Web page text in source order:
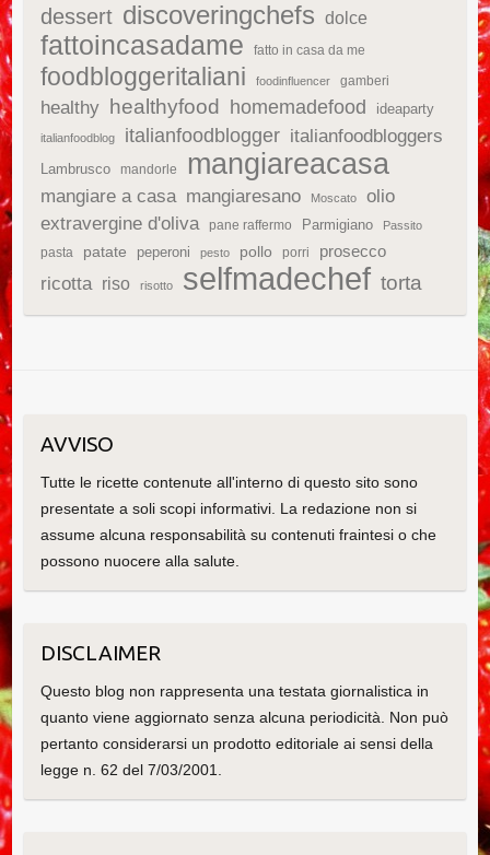
dessert discoveringchefs dolce
fattoincasadame fatto in casa da me
foodbloggeritaliani foodinfluencer gamberi
healthy healthyfood homemadefood ideaparty
italianfoodblog italianfoodblogger italianfoodbloggers
Lambrusco mandorle mangiareacasa
mangiare a casa mangiaresano Moscato
olio
extravergine d'oliva
pane raffermo Parmigiano Passito
pasta patate peperoni pesto pollo porri prosecco
ricotta riso risotto selfmadechef torta
AVVISO
Tutte le ricette contenute all'interno di questo sito sono
presentate a soli scopi informativi. La redazione non si
assume alcuna responsabilità su contenuti fraintesi o che
possono nuocere alla salute.
DISCLAIMER
Questo blog non rappresenta una testata giornalistica in
quanto viene aggiornato senza alcuna periodicità. Non può
pertanto considerarsi un prodotto editoriale ai sensi della
legge n. 62 del 7/03/2001.